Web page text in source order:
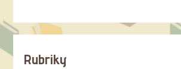
Rubriky